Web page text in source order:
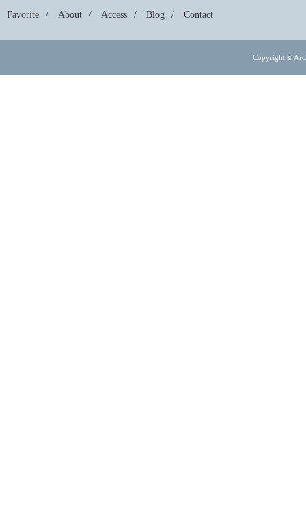
Favorite About Access Blog Contact
Copyright ©